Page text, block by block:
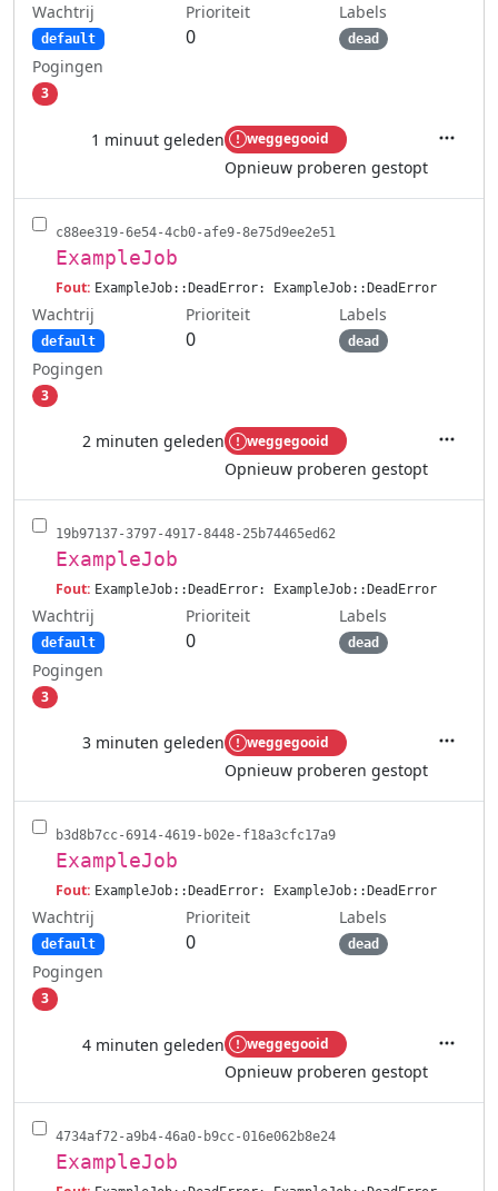
Wachtrij
default
Prioriteit
0
Labels
dead
Pogingen
3
1 minuut geleden weggegooid
Opnieuw proberen gestopt
c88ee319-6e54-4cb0-afe9-8e75d9ee2e51
ExampleJob
Fout: ExampleJob::DeadError: ExampleJob::DeadError
Wachtrij
default
Prioriteit
0
Labels
dead
Pogingen
3
2 minuten geleden weggegooid
Opnieuw proberen gestopt
19b97137-3797-4917-8448-25b74465ed62
ExampleJob
Fout: ExampleJob::DeadError: ExampleJob::DeadError
Wachtrij
default
Prioriteit
0
Labels
dead
Pogingen
3
3 minuten geleden weggegooid
Opnieuw proberen gestopt
b3d8b7cc-6914-4619-b02e-f18a3cfc17a9
ExampleJob
Fout: ExampleJob::DeadError: ExampleJob::DeadError
Wachtrij
default
Prioriteit
0
Labels
dead
Pogingen
3
4 minuten geleden weggegooid
Opnieuw proberen gestopt
Acties
4734af72-a9b4-46a0-b9cc-016e062b8e24
ExampleJob